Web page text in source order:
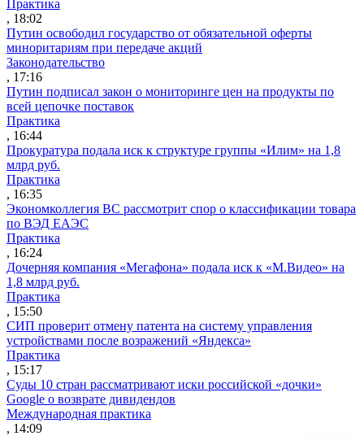
Практика
, 18:02
Путин освободил государство от обязательной оферты
миноритариям при передаче акций
Законодательство
, 17:16
Путин подписал закон о мониторинге цен на продукты по
всей цепочке поставок
Практика
, 16:44
Прокуратура подала иск к структуре группы «Илим» на 1,8
млрд руб.
Практика
, 16:35
Экономколлегия ВС рассмотрит спор о классификации товара
по ВЭД ЕАЭС
Практика
, 16:24
Дочерняя компания «Мегафона» подала иск к «М.Видео» на
1,8 млрд руб.
Практика
, 15:50
СИП проверит отмену патента на систему управления
устройствами после возражений «Яндекса»
Практика
, 15:17
Суды 10 стран рассматривают иски российской «дочки»
Google о возврате дивидендов
Международная практика
, 14:09